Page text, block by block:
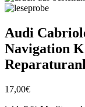
Audi
Navigation
17,00€